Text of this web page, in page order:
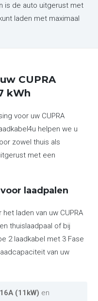
is de auto uitgerust met
laden met maximaal
CUPRA
kWh
voor uw CUPRA
helpen we u
zowel thuis als
met een
laadpalen
laden van uw CUPRA
thuislaadpaal of bij
2 laadkabel met 3 Fase
van uw
(11kW) en